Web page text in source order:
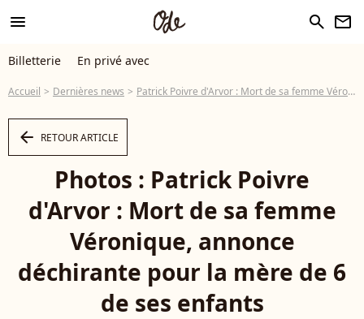
menu search newsletter
Billetterie En privé avec
Accueil Dernières news Patrick Poivre d'Arvor : Mort de sa femme Véronique, annonce déchirante pour la mère de 6 de ses enfants
arrow_left RETOUR ARTICLE
Photos : Patrick Poivre
d'Arvor : Mort de sa femme
Véronique, annonce
déchirante pour la mère de 6
de ses enfants